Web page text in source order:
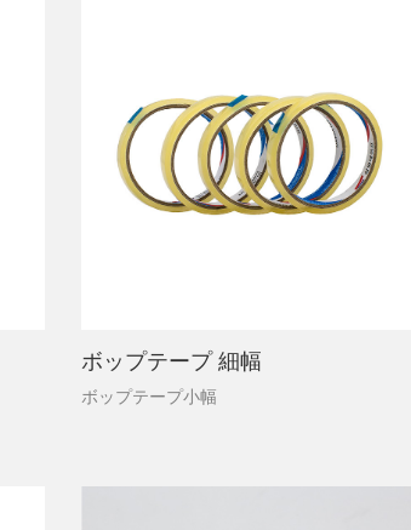
ボップテープ 細幅
ボップテープ小幅